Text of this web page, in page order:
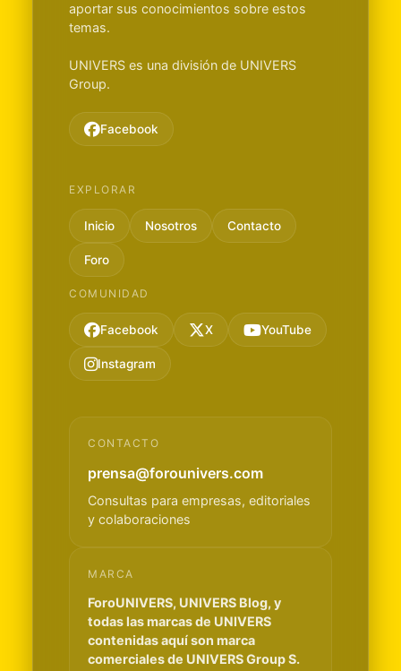
aportar sus conocimientos sobre estos
temas.
UNIVERS es una división de UNIVERS
Group.
Facebook
EXPLORAR
Inicio Nosotros Contacto
Foro
COMUNIDAD
Facebook X YouTube
Instagram
CONTACTO
prensa@forounivers.com
Consultas para empresas, editoriales
y colaboraciones
MARCA
ForoUNIVERS, UNIVERS Blog, y
todas las marcas de UNIVERS
contenidas aquí son marca
comerciales de UNIVERS Group S.